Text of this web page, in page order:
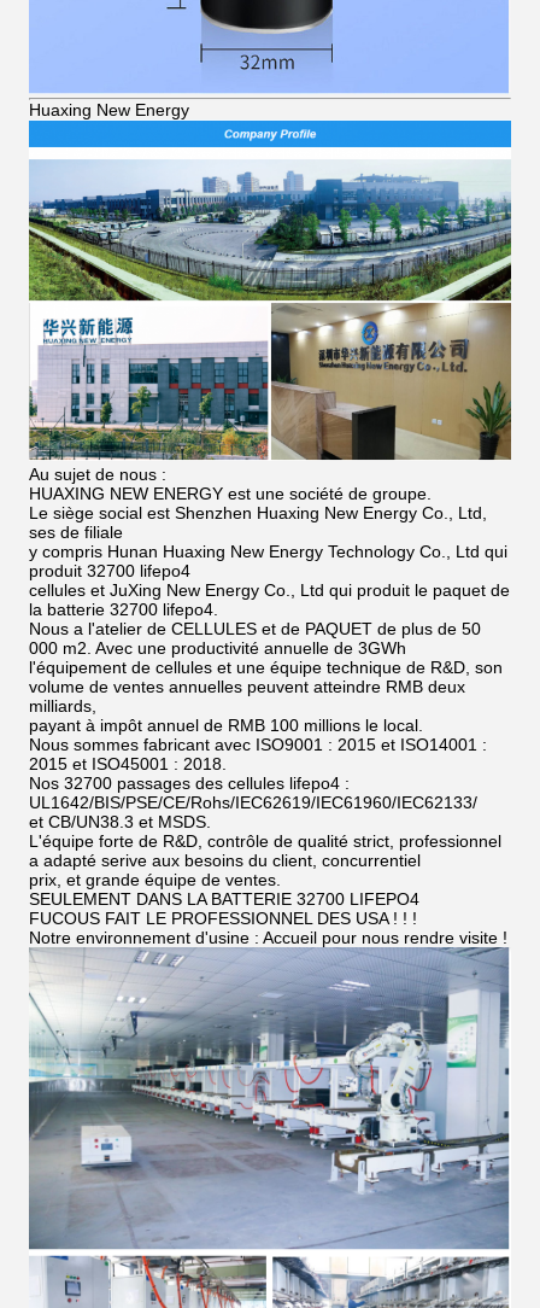
Huaxing New Energy
Au sujet de nous :
HUAXING NEW ENERGY est une société de groupe.
Le siège social est Shenzhen Huaxing New Energy Co., Ltd,
ses de filiale
y compris Hunan Huaxing New Energy Technology Co., Ltd qui
produit 32700 lifepo4
cellules et JuXing New Energy Co., Ltd qui produit le paquet de
la batterie 32700 lifepo4.
Nous a l'atelier de CELLULES et de PAQUET de plus de 50
000 m2. Avec une productivité annuelle de 3GWh
l'équipement de cellules et une équipe technique de R&D, son
volume de ventes annuelles peuvent atteindre RMB deux
milliards,
payant à impôt annuel de RMB 100 millions le local.
Nous sommes fabricant avec ISO9001 : 2015 et ISO14001 :
2015 et ISO45001 : 2018.
Nos 32700 passages des cellules lifepo4 :
UL1642/BIS/PSE/CE/Rohs/IEC62619/IEC61960/IEC62133/
et CB/UN38.3 et MSDS.
L'équipe forte de R&D, contrôle de qualité strict, professionnel
a adapté serive aux besoins du client, concurrentiel
prix, et grande équipe de ventes.
SEULEMENT DANS LA BATTERIE 32700 LIFEPO4
FUCOUS FAIT LE PROFESSIONNEL DES USA ! ! !
Notre environnement d'usine : Accueil pour nous rendre visite !